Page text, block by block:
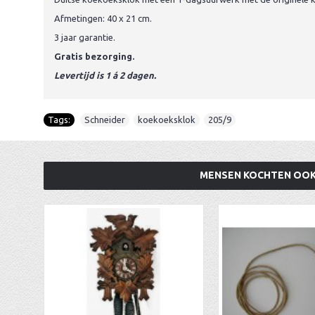
Afmetingen: 40 x 21 cm.
3 jaar garantie.
Gratis bezorging.
Levertijd is 1 á 2 dagen.
Tags: Schneider koekoeksklok 205/9
MENSEN KOCHTEN